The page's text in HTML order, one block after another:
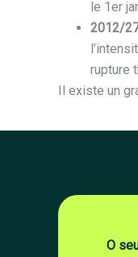
le 1er
2012/
rupture
Il existe un
O